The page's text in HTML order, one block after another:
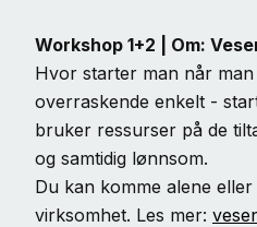
Workshop 1+2 | Om:
Hvor starter man når
overraskende enkelt -
bruker ressurser på de
og samtidig lønnsom.
Du kan komme alene
virksomhet. Les mer: